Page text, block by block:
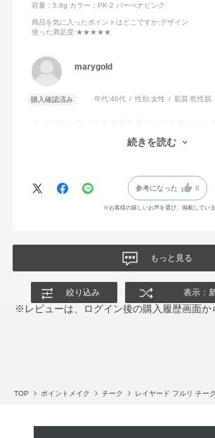
容量：5.8g カラー：PK-2 バーべナピンク
商品を気に入ったポイントはどこですか:デザイン
使った満足度:★★★★★
marygold
購入確認済み 年代:40代 性別:女性 肌質:乾性肌
続きを読む
参考になった 0
※お客様の嬉しいお声を選び、掲載してい
もっと見る
絞り込み 表示：
※レビューは、ログイン後の購入履歴画面か
TOP ポイントメイク チーク レイヤード フルリ チーク